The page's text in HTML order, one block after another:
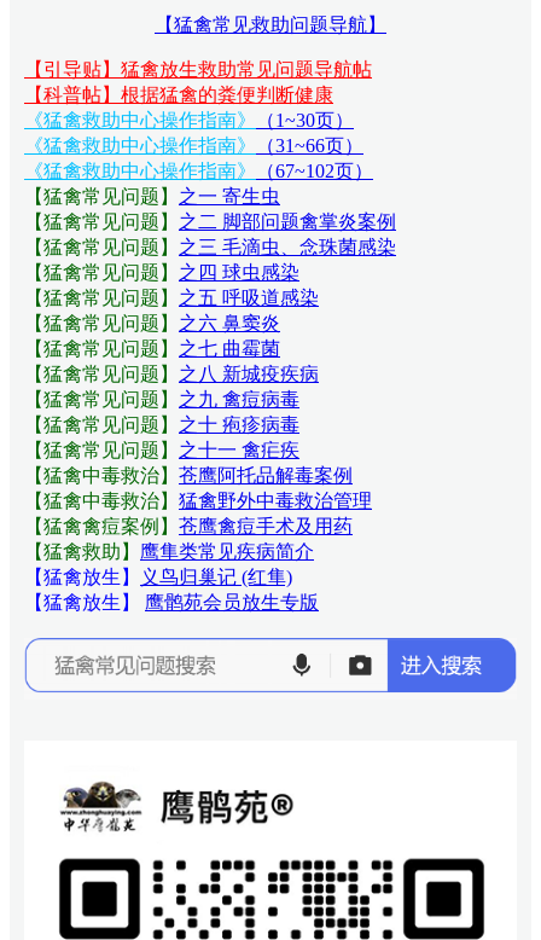
【猛禽常见救助问题导航】
【引导贴】猛禽放生救助常见问题导航帖
【科普帖】根据猛禽的粪便判断健康
《猛禽救助中心操作指南》
（1~30页）
《猛禽救助中心操作指南》
（31~66页）
《猛禽救助中心操作指南》
（67~102页）
【猛禽常见问题 】 之一 寄生虫
【猛禽常见问题 】 之二 脚部问题禽掌炎案例
【猛禽常见问题 】 之三 毛滴虫、念珠菌感染
【猛禽常见问题 】 之四 球虫感染
【猛禽常见问题 】 之五 呼吸道感染
【猛禽常见问题 】 之六 鼻窦炎
【猛禽常见问题 】 之七 曲霉菌
【猛禽常见问题 】 之八 新城疫疾病
【猛禽常见问题 】 之九 禽痘病毒
【猛禽常见问题 】 之十 疱疹病毒
【猛禽常见问题 】 之十一 禽疟疾
【猛禽中毒救治】 苍鹰阿托品解毒案例
【猛禽中毒救治】 猛禽野外中毒救治管理
【猛禽禽痘案例】 苍鹰禽痘手术及用药
【猛禽救助】 鹰隼类常见疾病简介
【猛禽放生】
义鸟归巢记 (红隼)
【猛禽放生】
鹰鹘苑会员放生专版